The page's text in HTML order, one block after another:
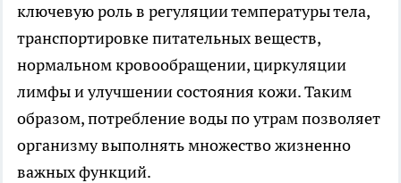
ключевую роль в регуляции температуры тела,
транспортировке питательных веществ,
нормальном кровообращении, циркуляции
лимфы и улучшении состояния кожи. Таким
образом, потребление воды по утрам позволяет
организму выполнять множество жизненно
важных функций.